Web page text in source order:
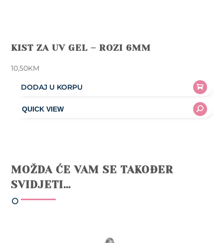
KIST ZA UV GEL – ROZI 6MM
10,50KM
DODAJ U KORPU
MOŽDA ĆE VAM SE TAKOĐER
SVIDJETI…